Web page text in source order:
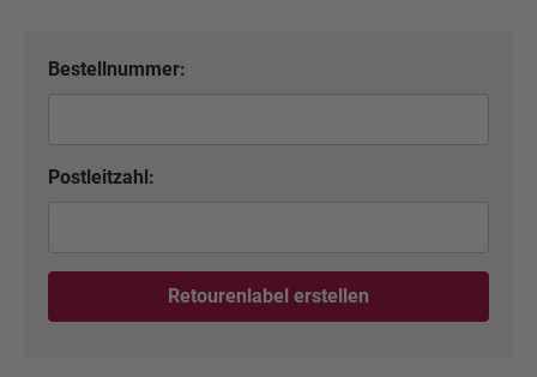
Bestellnummer:
Postleitzahl:
Retourenlabel erstellen